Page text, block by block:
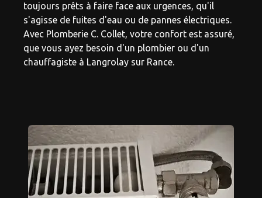
toujours prêts à faire face aux urgences, qu'il
s'agisse de fuites d'eau ou de pannes électriques.
Avec Plomberie C. Collet, votre confort est assuré,
que vous ayez besoin d'un plombier ou d'un
chauffagiste à Langrolay sur Rance.